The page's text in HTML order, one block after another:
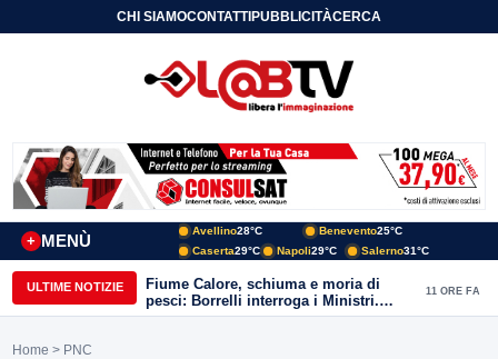
CHI SIAMOCONTATTIPUBBLICITÀCERCA
MENÙ
+
Avellino28°C Benevento25°C
Caserta29°C Napoli29°C Salerno31°C
ULTIME NOTIZIE
Fiume Calore, schiuma e moria di
pesci: Borrelli interroga i Ministri.
“Benevento paga l’assenza del
11 ORE FA
Home > PNC